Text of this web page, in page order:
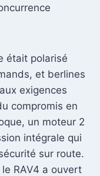
était polarisé
et berlines
exigences
compromis en
un moteur 2
intégrale qui
sur route.
RAV4 a ouvert